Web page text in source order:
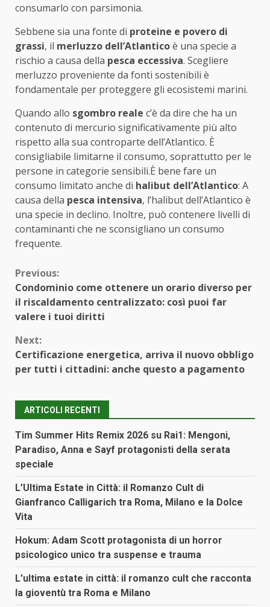
consumarlo con parsimonia.
Sebbene sia una fonte di proteine e povero di
grassi, il merluzzo dell’Atlanticoè una specie a
rischio a causa della pesca eccessiva. Scegliere
merluzzo proveniente da fonti sostenibili è
fondamentale per proteggere gli ecosistemi marini.
Quando allo sgombro reale c’è da dire che ha un
contenuto di mercurio significativamente più alto
rispetto alla sua controparte dell’Atlantico. È
consigliabile limitarne il consumo, soprattutto per le
persone in categorie sensibili.È bene fare un
consumo limitato anche di halibut dell’Atlantico: A
causa della pesca intensiva, l’halibut dell’Atlantico è
una specie in declino. Inoltre, può contenere livelli di
contaminanti che ne sconsigliano un consumo
frequente.
Continue
Reading
Previous:
Condominio come ottenere un orario diverso per
il riscaldamento centralizzato: così puoi far
valere i tuoi diritti
Next:
Certificazione energetica, arriva il nuovo obbligo
per tutti i cittadini: anche questo a pagamento
ARTICOLI RECENTI
Tim Summer Hits Remix 2026 su Rai1: Mengoni,
Paradiso, Anna e Sayf protagonisti della serata
speciale
L’Ultima Estate in Città: il Romanzo Cult di
Gianfranco Calligarich tra Roma, Milano e la Dolce
Vita
Hokum: Adam Scott protagonista di un horror
psicologico unico tra suspense e trauma
L’ultima estate in città: il romanzo cult che racconta
la gioventù tra Roma e Milano